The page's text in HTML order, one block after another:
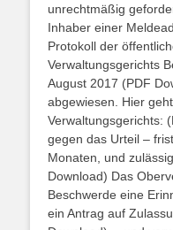
unrechtmäßig
Inhaber einer
Protokoll der
Verwaltungsgerichts
August 2017 (PDF
abgewiesen. Hier
Verwaltungsgerichts:
gegen das Urteil –
Monaten, und
Download) Das
Beschwerde eine
ein Antrag auf